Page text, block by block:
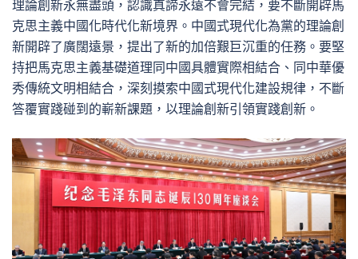
理論創新永無盡頭，認識真諦永遠不會完結，要不斷開辟馬
克思主義中國化時代化新境界。中國式現代化為黨的理論創
新開辟了廣闊遠景，提出了新的加倍艱巨沉重的任務。要堅
持把馬克思主義基礎道理同中國具體實際相結合、同中華優
秀傳統文明相結合，深刻摸索中國式現代化建設規律，不斷
答覆實踐碰到的嶄新課題，以理論創新引領實踐創新。